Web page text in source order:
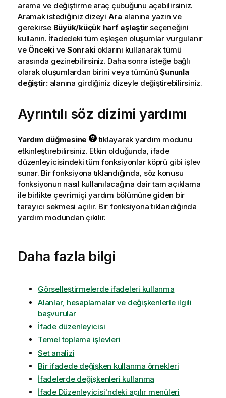
arama ve değiştirme araç çubuğunu açabilirsiniz.
Aramak istediğiniz dizeyi Araalanına yazın ve
gerekirse Büyük/küçük harf eşleştir seçeneğini
kullanın. İfadedeki tüm eşleşen oluşumlar vurgulanır
ve Öncekive Sonraki oklarını kullanarak tümü
arasında gezinebilirsiniz. Daha sonra isteğe bağlı
olarak oluşumlardan birini veya tümünüŞununla
değiştir:alanına girdiğiniz dizeyle değiştirebilirsiniz.
Ayrıntılı söz dizimi yardımı
Yardım düğmesine
tıklayarak yardım modunu
etkinleştirebilirsiniz. Etkin olduğunda, ifade
düzenleyicisindeki tüm fonksiyonlar köprü gibi işlev
sunar. Bir fonksiyona tıklandığında, söz konusu
fonksiyonun nasıl kullanılacağına dair tam açıklama
ile birlikte çevrimiçi yardım bölümüne giden bir
tarayıcı sekmesi açılır. Bir fonksiyona tıklandığında
yardım modundan çıkılır.
Daha fazla bilgi
Görselleştirmelerde ifadeleri kullanma
Alanlar, hesaplamalar ve değişkenlerle ilgili
başvurular
İfade düzenleyicisi
Temel toplama işlevleri
Set analizi
Bir ifadede değişken kullanma örnekleri
İfadelerde değişkenleri kullanma
İfade Düzenleyicisi'ndeki açılır menüleri